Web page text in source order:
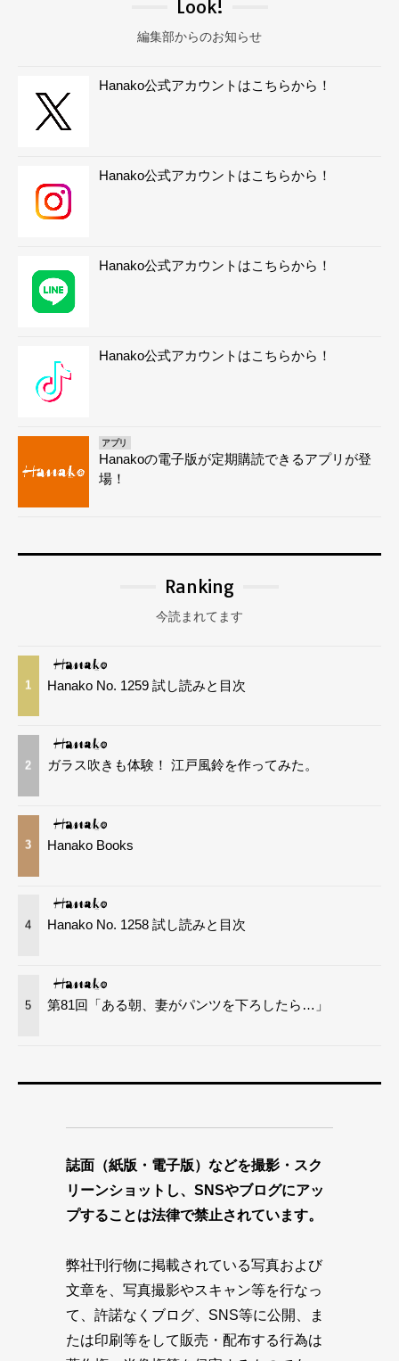
Look!
編集部からのお知らせ
Hanako公式アカウントはこちらから！
Hanako公式アカウントはこちらから！
Hanako公式アカウントはこちらから！
Hanako公式アカウントはこちらから！
アプリ
Hanakoの電子版が定期購読できるアプリが登
場！
Ranking
今読まれてます
1 Hanako No. 1259 試し読みと目次
2 ガラス吹きも体験！ 江戸風鈴を作ってみた。
3 Hanako Books
4 Hanako No. 1258 試し読みと目次
5 第81回「ある朝、妻がパンツを下ろしたら…」
誌面（紙版・電子版）などを撮影・スク
リーンショットし、SNSやブログにアッ
プすることは法律で禁止されています。
弊社刊行物に掲載されている写真および
文章を、写真撮影やスキャン等を行なっ
て、許諾なくブログ、SNS等に公開、ま
たは印刷等をして販売・配布する行為は